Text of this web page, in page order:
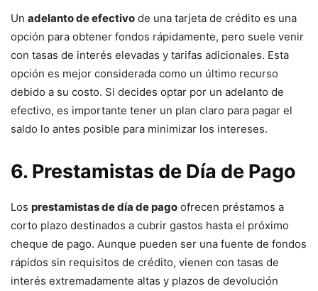
Un adelanto de efectivo de una tarjeta de crédito es una
opción para obtener fondos rápidamente, pero suele venir
con tasas de interés elevadas y tarifas adicionales. Esta
opción es mejor considerada como un último recurso
debido a su costo. Si decides optar por un adelanto de
efectivo, es importante tener un plan claro para pagar el
saldo lo antes posible para minimizar los intereses.
6. Prestamistas de Día de Pago
Los prestamistas de día de pago ofrecen préstamos a
corto plazo destinados a cubrir gastos hasta el próximo
cheque de pago. Aunque pueden ser una fuente de fondos
rápidos sin requisitos de crédito, vienen con tasas de
interés extremadamente altas y plazos de devolución